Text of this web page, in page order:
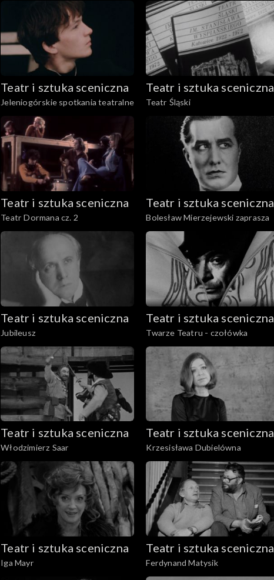
Teatr i sztuka sceniczna
Jeleniogórskie spotkania teatralne
Teatr i sztuka sceniczna
Teatr Śląski
Teatr i sztuka sceniczna
Teatr Dormana cz. 2
Teatr i sztuka sceniczna
Bolesław Mierzejewski zaprasza
Teatr i sztuka sceniczna
Jubileusz
Teatr i sztuka sceniczna
Twarze Teatru - czołówka
Teatr i sztuka sceniczna
Włodzimierz Saar
Teatr i sztuka sceniczna
Krzesisława Dubielówna
Teatr i sztuka sceniczna
Iga Mayr
Teatr i sztuka sceniczna
Ferdynand Matysik